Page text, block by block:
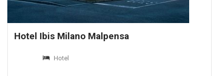
Hotel Ibis Milano Malpensa
Hotel